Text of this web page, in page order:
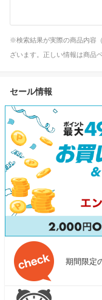
※検索結果が実際の商品内容
ざいます。正しい情報は商品
セール情報
期間限定